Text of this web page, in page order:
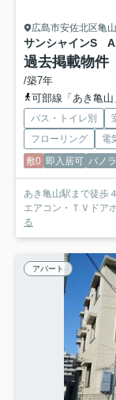
広島市安佐北区亀
サンシャインS A
過去掲載物件
/築7年
可部線「あき亀
バス・トイレ別
フローリング
電
敷0 即入居可 パノ
あき亀山駅まで徒歩
エアコン・ＴＶドア
る
アパート